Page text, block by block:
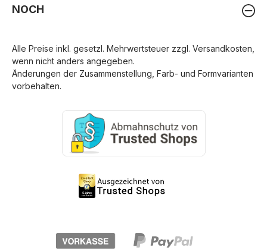
NOCH
Alle Preise inkl. gesetzl. Mehrwertsteuer zzgl. Versandkosten
wenn nicht anders angegeben.
Änderungen der Zusammenstellung, Farb- und Formvarianten
vorbehalten.